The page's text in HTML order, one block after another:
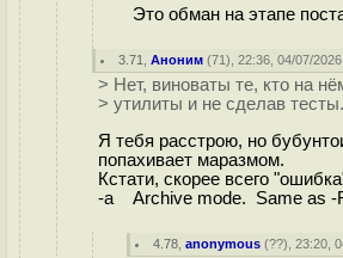
Это обман на этапе
3.71 ,Аноним (71), 22:36, 04/07/
> Нет, виноваты те, кто на
> утилиты и не сделав тесты.
Я тебя расстрою, но
попахивает маразмом.
Кстати, скорее всего
-a Archive mode. Same as -
4.78 ,anonymous (??), 23:20,